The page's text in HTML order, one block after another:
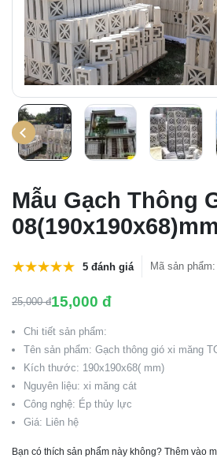
Mẫu Gạch Thông
08(190x190x68)mm
5 đánh giá Mã sản phẩm:
25,000 đ15,000 đ
Chi tiết sản phẩm:
Tên sản phẩm: Gạch thông gió xi măng
Kích thước: 190x190x68( mm)
Nguyên liệu: xi măng cát
Công nghệ: Ép thủy lực
Giá: Liên hệ
Bạn có thích sản phẩm này không? Thêm vào